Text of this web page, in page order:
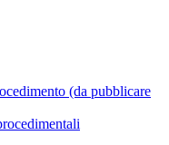
(da pubblicare